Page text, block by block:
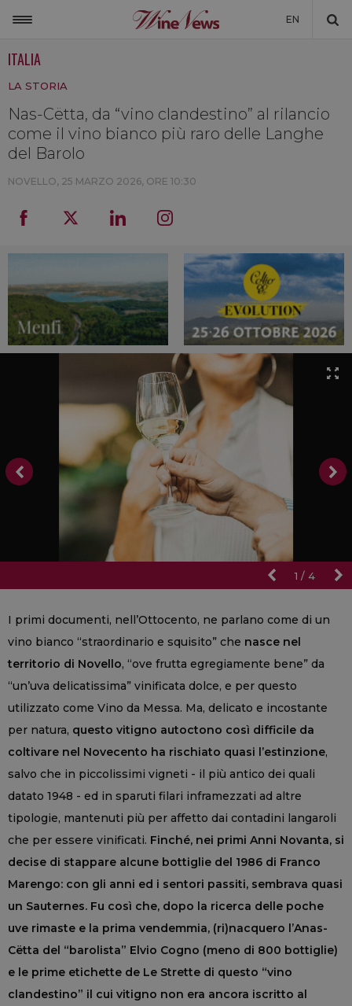
EN
NON SOLO VINO
LA CANTINA DI WINENEWS
DICONO DI NOI
ITALIA
LA STORIA
Nas-Cëtta, da “vino clandestino” al rilancio
come il vino bianco più raro delle Langhe
del Barolo
NOVELLO, 25 MARZO 2026, ORE 10:30
1 / 4
I primi documenti, nell’Ottocento, ne parlano come di un
vino bianco “straordinario e squisito” che nasce nel
territorio di Novello, “ove frutta egregiamente bene” da
“un’uva delicatissima” vinificata dolce, e per questo
utilizzato come Vino da Messa. Ma, delicato e incostante
per natura, questo vitigno autoctono così difficile da
coltivare nel Novecento ha rischiato quasi l’estinzione,
salvo che in piccolissimi vigneti - il più antico dei quali
datato 1948 - ed in sparuti filari inframezzati ad altre
tipologie, mantenuti più per affetto dai contadini langaroli
che per essere vinificati. Finché, nei primi Anni Novanta, si
decise di stappare alcune bottiglie del 1986 di Franco
Marengo: con gli anni ed i sentori passiti, sembrava quasi
un Sauternes. Fu così che, dopo la ricerca delle poche
uve rimaste e la prima vendemmia, (ri)nacquero l’Anas-
Cëtta del “barolista” Elvio Cogno (meno di 800 bottiglie)
e le prime etichette de Le Strette di questo “vino
clandestino” il cui vitigno non era ancora iscritto al